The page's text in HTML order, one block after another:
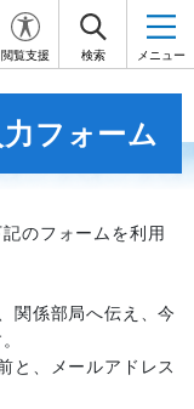
閲覧支援 検索 メニュー
フォーム
のフォームを利用
関係部局へ伝え、今
と、メールアドレス